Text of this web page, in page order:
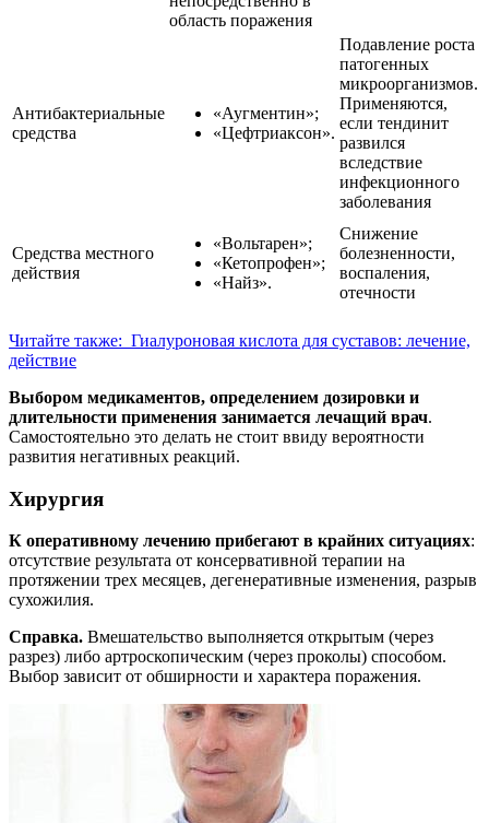
область поражения
Антибактериальные
средства
«Аугментин»;
«Цефтриаксон».
Подавление роста
патогенных
микроорганизмов.
Применяются,
если тендинит
развился
вследствие
инфекционного
заболевания
Средства местного
действия
«Вольтарен»;
«Кетопрофен»;
«Найз».
Снижение
болезненности,
воспаления,
отечности
Читайте также: Гиалуроновая кислота для суставов: лечение,
действие
Выбором медикаментов, определением дозировки и
длительности применения занимается лечащий врач.
Самостоятельно это делать не стоит ввиду вероятности
развития негативных реакций.
Хирургия
К оперативному лечению прибегают в крайних ситуациях:
отсутствие результата от консервативной терапии на
протяжении трех месяцев, дегенеративные изменения, разрыв
сухожилия.
Справка. Вмешательство выполняется открытым (через
разрез) либо артроскопическим (через проколы) способом.
Выбор зависит от обширности и характера поражения.